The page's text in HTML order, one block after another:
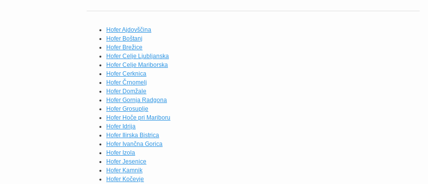
zamrzovalnik. Če radi
domače obroke, vas bodo
navdušili brokoli All
Seasons (750 g) po novi
redni ceni 1,84 €,
testenine […]
ponudbi vas čakajo živila
Hofer Ajdovščina
Hofer Boštanj
Hofer Brežice
Hofer Celje Ljubljanska
Hofer Celje Mariborska
Hofer Cerknica
Hofer Črnomelj
Hofer Domžale
Hofer Gornja Radgona
Hofer Grosuplje
Hofer Hoče pri Mariboru
Hofer Idrija
Hofer Ilirska Bistrica
Hofer Ivančna Gorica
Hofer Izola
Hofer Jesenice
Hofer Kamnik
Hofer Kočevje